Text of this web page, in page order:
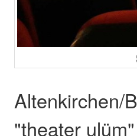
Altenkirchen/
"theater